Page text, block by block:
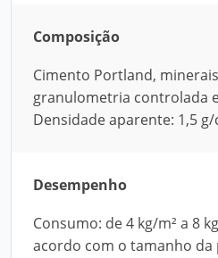
Composição
Cimento Portland,
granulometria controlada
Densidade aparente: 1,5 g/
Desempenho
Consumo: de 4 kg/m² a 8
acordo com o tamanho da